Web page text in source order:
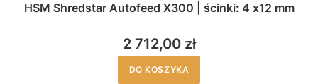
HSM Shredstar Autofeed X300 | ścinki: 4 x12 mm
2 712,00 zł
DO KOSZYKA